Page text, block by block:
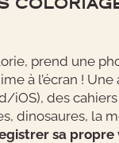
prend une
à l’écran !
iOS), des
dinosaures, la
sa propre